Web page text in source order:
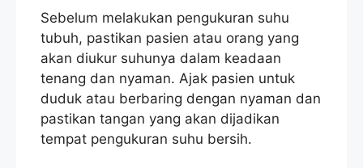
Sebelum melakukan pengukuran suhu
tubuh, pastikan pasien atau orang yang
akan diukur suhunya dalam keadaan
tenang dan nyaman. Ajak pasien untuk
duduk atau berbaring dengan nyaman dan
pastikan tangan yang akan dijadikan
tempat pengukuran suhu bersih.